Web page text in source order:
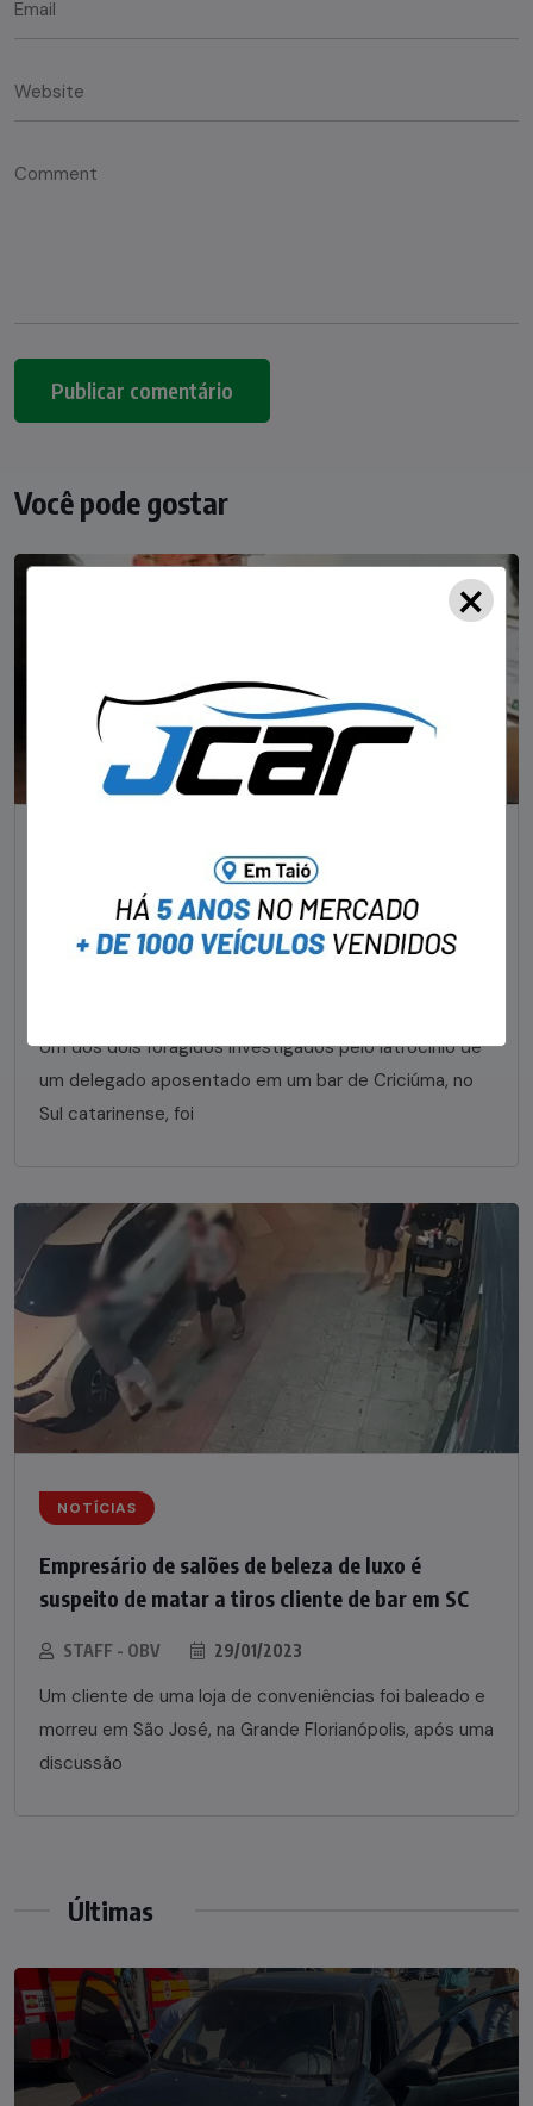
Você pode gostar
Foragido pela morte de delegado aposentado
em bar morre em confronto com a polícia em SC
Um dos dois foragidos investigados pelo latrocínio de
um delegado aposentado em um bar de Criciúma, no
Sul catarinense, foi
NOTÍCIAS
Empresário de salões de beleza de luxo é
suspeito de matar a tiros cliente de bar em SC
STAFF - OBV 29/01/2023
Um cliente de uma loja de conveniências foi baleado e
morreu em São José, na Grande Florianópolis, após uma
discussão
Últimas
×